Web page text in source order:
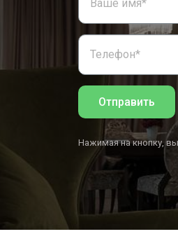
Отправить
Нажимая на кнопку,